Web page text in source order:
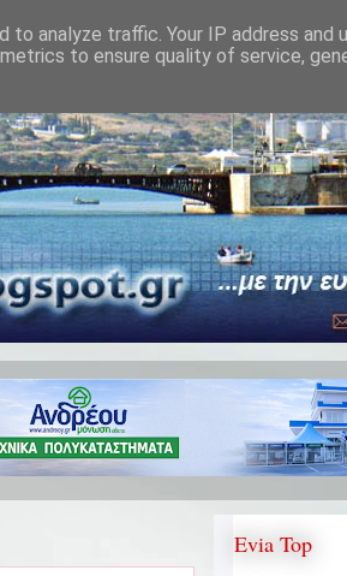
Evia Top
analyze traffic. Your IP address and
to ensure quality of service,